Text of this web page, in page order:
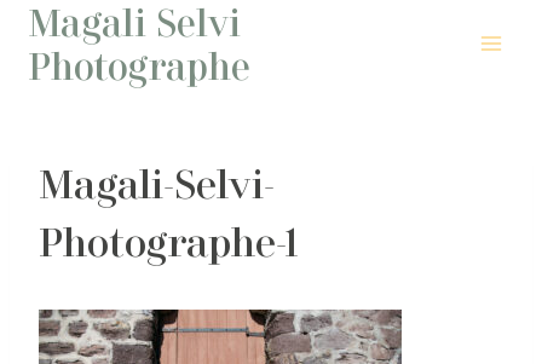
Aller
contenu
Magali Selvi
Photographe
Magali-Selvi-
Photographe-1